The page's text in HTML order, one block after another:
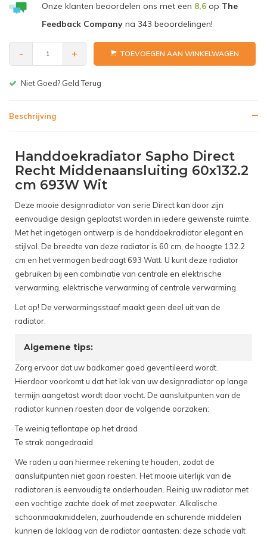
Onze klanten beoordelen ons met een 8,6op The
Feedback Companyna 343 beoordelingen!
- + TOEVOEGEN AAN WINKELWAGEN
Gratis bezorgen v.a. € 150,-(NL)
Beschrijving
Handdoekradiator Sapho Direct
Recht Middenaansluiting 60x132.2
cm 693W Wit
Deze mooie designradiator van serie Direct kan door zijn
eenvoudige design geplaatst worden in iedere gewenste ruimte.
Met het ingetogen ontwerp is de handdoekradiator elegant en
stijlvol. De breedte van deze radiator is 60 cm, de hoogte 132.2
cm en het vermogen bedraagt 693 Watt. U kunt deze radiator
gebruiken bij een combinatie van centrale en elektrische
verwarming, elektrische verwarming of centrale verwarming.
Let op! De verwarmingsstaaf maakt geen deel uit van de
radiator.
Algemene tips:
Zorg ervoor dat uw badkamer goed geventileerd wordt.
Hierdoor voorkomt u dat het lak van uw designradiator op lange
termijn aangetast wordt door vocht. De aansluitpunten van de
radiator kunnen roesten door de volgende oorzaken:
Te weinig teflontape op het draad
Te strak aangedraaid
We raden u aan hiermee rekening te houden, zodat de
aansluitpunten niet gaan roesten. Het mooie uiterlijk van de
radiatoren is eenvoudig te onderhouden. Reinig uw radiator met
een vochtige zachte doek of met zeepwater. Alkalische
schoonmaakmiddelen, zuurhoudende en schurende middelen
kunnen de laklaag van de radiator aantasten: deze schade valt